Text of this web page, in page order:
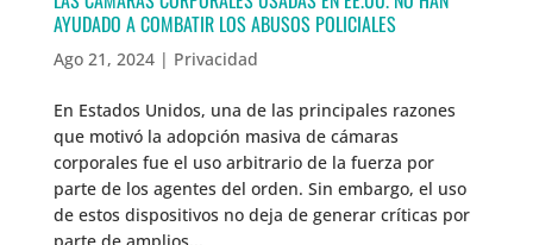
AYUDADO A COMBATIR LOS ABUSOS POLICIALES
Ago 21, 2024| Privacidad
En Estados Unidos, una de las principales razones
que motivó la adopción masiva de cámaras
corporales fue el uso arbitrario de la fuerza por
parte de los agentes del orden. Sin embargo, el uso
de estos dispositivos no deja de generar críticas por